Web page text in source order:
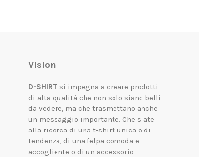
Vision
D-SHIRT si impegna a creare prodotti
di alta qualità che non solo siano belli
da vedere, ma che trasmettano anche
un messaggio importante. Che siate
alla ricerca di una t-shirt unica e di
tendenza, di una felpa comoda e
accogliente o di un accessorio